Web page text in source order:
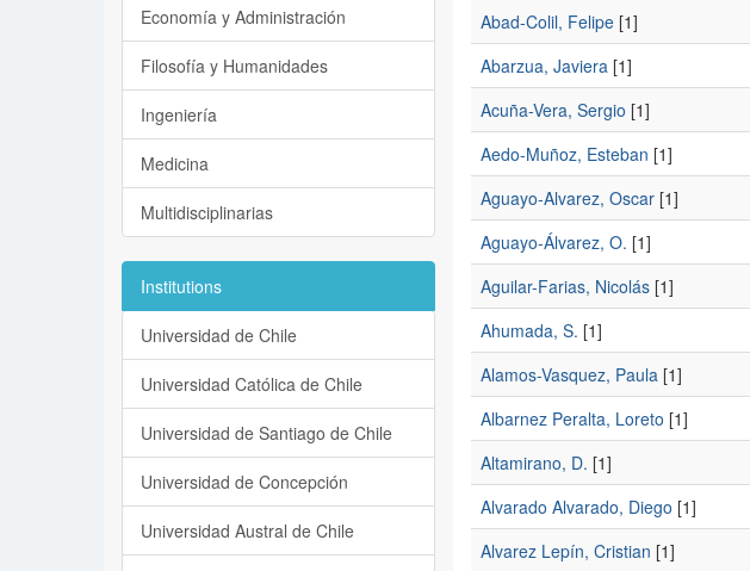
Abad-Colil, Felipe[1]
Abarzua, Javiera[1]
Acuña-Vera, Sergio [1]
Aedo-Muñoz, Esteban [1]
Aguayo-Alvarez, Oscar[1]
Aguayo-Álvarez, O. [1]
Aguilar-Farias, Nicolás[1]
Ahumada, S. [1]
Alamos-Vasquez, Paula[1]
Albarnez Peralta, Loreto [1]
Altamirano, D. [1]
Alvarado Alvarado, Diego [1]
Alvarez Lepí­n, Cristian [1]
Economía y Administración
Filosofía y Humanidades
Ingeniería
Medicina
Multidisciplinarias
Institutions
Universidad de Chile
Universidad Católica de Chile
Universidad de Santiago de Chile
Universidad de Concepción
Universidad Austral de Chile